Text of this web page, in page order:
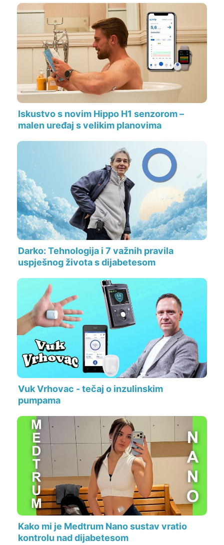
Iskustvo s novim Hippo H1 senzorom –
malen uređaj s velikim planovima
Darko: Tehnologija i 7 važnih pravila
uspješnog života s dijabetesom
Vuk Vrhovac - tečaj o inzulinskim
pumpama
Kako mi je Medtrum Nano sustav vratio
kontrolu nad dijabetesom